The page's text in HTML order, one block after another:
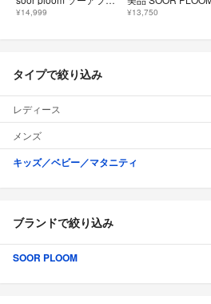
¥14,999 ¥13,750
タイプで絞り込み
レディース
メンズ
キッズ／ベビー／マタニティ
ブランドで絞り込み
SOOR PLOOM